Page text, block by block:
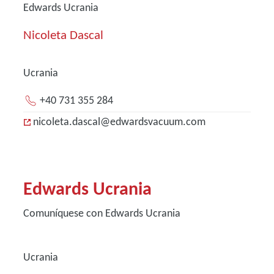
Edwards Ucrania
Nicoleta Dascal
Ucrania
+40 731 355 284
nicoleta.dascal@edwardsvacuum.com
Edwards Ucrania
Comuníquese con Edwards Ucrania
Ucrania